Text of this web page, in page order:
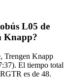
L05 de
Knapp?
Trengen Knapp
El tiempo total
es de 48.